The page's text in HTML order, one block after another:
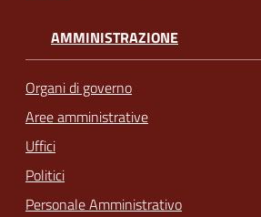
AMMINISTRAZIONE
Organi di governo
Aree amministrative
Uffici
Politici
Personale Amministrativo